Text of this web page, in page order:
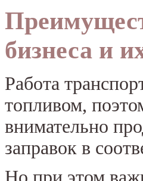
бизнеса и
Работа
топливом,
внимательно
заправок в